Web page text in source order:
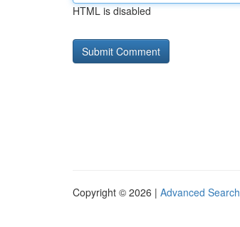
HTML is disabled
Copyright © 2026 | Advanced Search